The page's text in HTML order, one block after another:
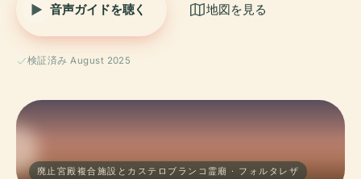
音声ガイドを聴く 地図を見る
検証済み August 2025
廃止宮殿複合施設とカステロブランコ霊廟 · フォルタレザ